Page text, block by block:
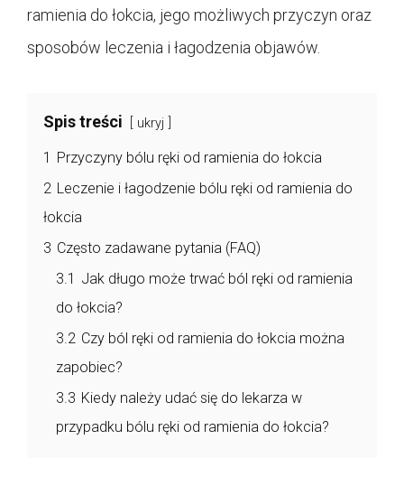
ramienia do łokcia, jego możliwych przyczyn oraz
sposobów leczenia i łagodzenia objawów.
Spis treści ukryj
1 Przyczyny bólu ręki od ramienia do łokcia
2 Leczenie i łagodzenie bólu ręki od ramienia do
łokcia
3 Często zadawane pytania (FAQ)
3.1 Jak długo może trwać ból ręki od ramienia
do łokcia?
3.2 Czy ból ręki od ramienia do łokcia można
zapobiec?
3.3 Kiedy należy udać się do lekarza w
przypadku bólu ręki od ramienia do łokcia?